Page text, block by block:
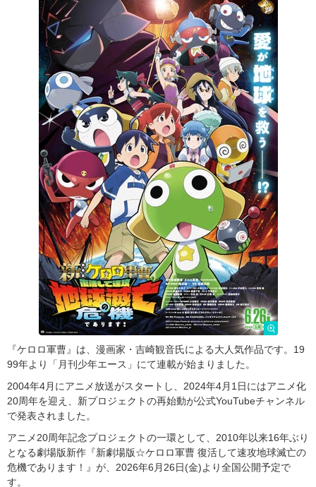
『ケロロ軍曹』は、漫画家・吉崎観音氏による大人気作品です。19
99年より「月刊少年エース」にて連載が始まりました。
2004年4月にアニメ放送がスタートし、2024年4月1日にはアニメ化
20周年を迎え、新プロジェクトの再始動が公式YouTubeチャンネル
で発表されました。
アニメ20周年記念プロジェクトの一環として、2010年以来16年ぶり
となる劇場版新作『新劇場版☆ケロロ軍曹 復活して速攻地球滅亡の
危機であります！』が、2026年6月26日(金)より全国公開予定で
す。